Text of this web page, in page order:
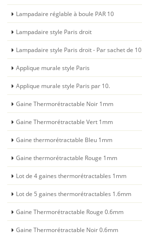
Lampadaire réglable à boule PAR 10
Lampadaire style Paris droit
Lampadaire style Paris droit - Par sachet de 10
Applique murale style Paris
Applique murale style Paris par 10.
Gaine Thermorétractable Noir 1mm
Gaine Thermorétractable Vert 1mm
Gaine thermorétractable Bleu 1mm
Gaine thermorétractable Rouge 1mm
Lot de 4 gaines thermorétractables 1mm
Lot de 5 gaines thermorétractables 1.6mm
Gaine Thermorétractable Rouge 0.6mm
Gaine Thermorétractable Noir 0.6mm